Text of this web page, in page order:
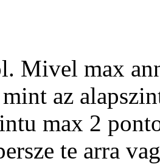
Mivel max
mint az
max 2
te arra